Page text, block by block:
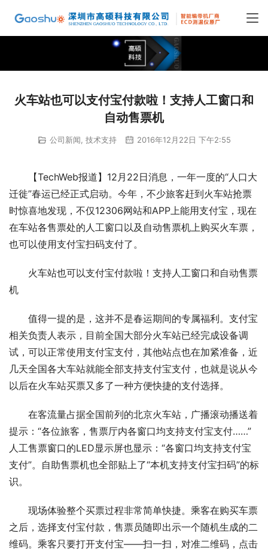
火车站也可以支付宝付款啦！支持人工窗口和
自动售票机
公司新闻 技术支持 2016年12月22日 下午2:55
【TechWeb报道】12月22日消息，一年一度的“人口大
迁徙”春运已经正式启动。今年，不少旅客赶到火车站抢票
时惊喜地发现，不仅12306网站和APP上能用支付宝，现在
在车站各售票处的人工窗口以及自动售票机上购买火车票，
也可以使用支付宝扫码支付了。
火车站也可以支付宝付款啦！支持人工窗口和自动售票
机
值得一提的是，这并不是春运期间的专属福利。支付宝
相关负责人表示，目前全国大部分火车站已经完成设备调
试，可以正常使用支付宝支付，其他站点也在加紧准备，近
几天全国各大车站就能全部支持支付宝支付，也就是说从今
以后在火车站买票又多了一种方便快捷的支付选择。
在客流量占据全国前列的北京火车站，广播滚动播送着
提示：“各位旅客，售票厅内各窗口均支持支付宝支付……”
人工售票窗口的LED显示屏也显示：“各窗口均支持支付宝
支付”。自助售票机也全部贴上了“本机支持支付宝扫码”的标
识。
现场体验整个买票过程非常简单快捷。乘客在购买车票
之后，选择支付宝付款，售票员随即出示一个随机生成的二
维码。乘客只要打开支付宝——扫一扫，对准二维码，点击